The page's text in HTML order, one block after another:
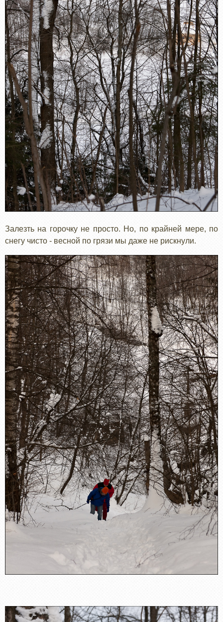
Залезть на горочку не просто. Но, по крайней мере, по
снегу чисто - весной по грязи мы даже не рискнули.